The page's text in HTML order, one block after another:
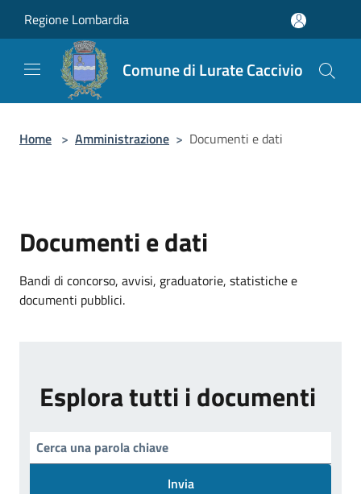
Regione Lombardia
Comune di Lurate Caccivio
Home > Amministrazione > Documenti e dati
Documenti e dati
Bandi di concorso, avvisi, graduatorie, statistiche e
documenti pubblici.
Esplora tutti i documenti
Invia